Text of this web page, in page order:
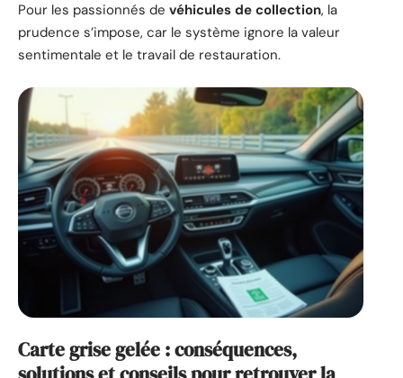
Pour les passionnés de véhicules de collection, la
prudence s’impose, car le système ignore la valeur
sentimentale et le travail de restauration.
Carte grise gelée : conséquences,